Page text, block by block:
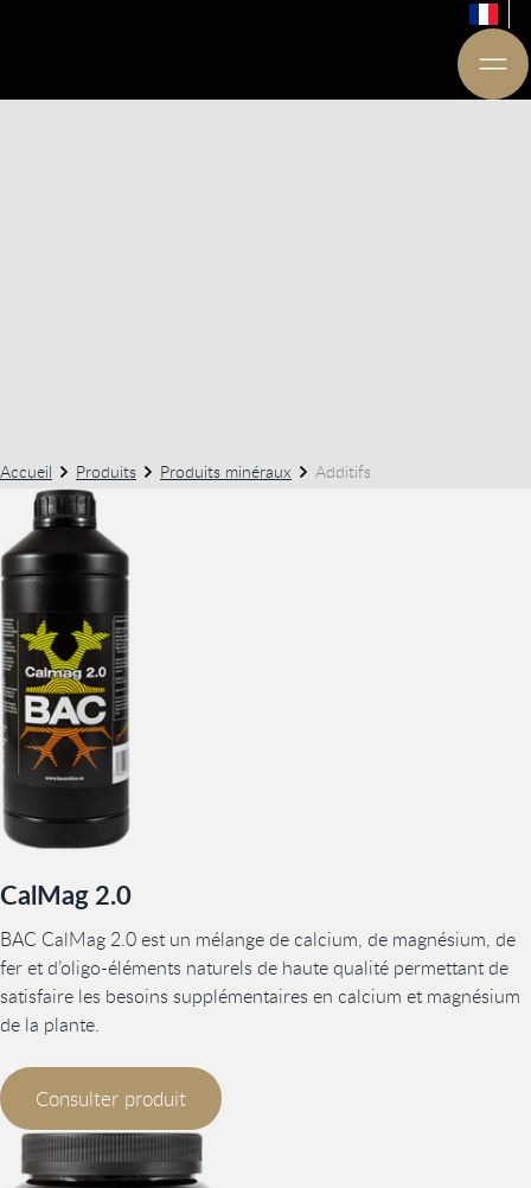
Accueil Produits Produits minéraux Additifs
CalMag 2.0
BAC CalMag 2.0 est un mélange de calcium, de magnésium, de
fer et d’oligo-éléments naturels de haute qualité permettant de
satisfaire les besoins supplémentaires en calcium et magnésium
de la plante.
Consulter produit